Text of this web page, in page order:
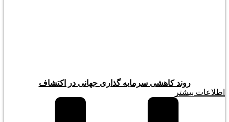
روند کاهشی سرمایه گذاری جهانی در اکتشاف
اطلاعات بیشتر